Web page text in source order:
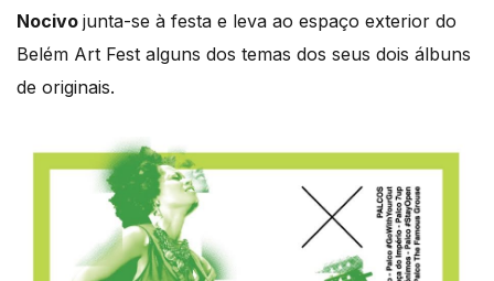
Nocivo junta-se à festa e leva ao espaço exterior do
Belém Art Fest alguns dos temas dos seus dois álbuns
de originais.